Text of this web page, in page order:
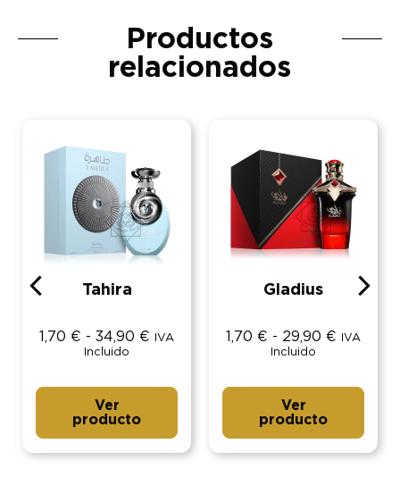
Productos
relacionados
Tahira
1,70 € - 34,90 €
IVA
Incluido
Ver
producto
Gladius
1,70 € - 29,90 €
IVA
Incluido
Ver
producto